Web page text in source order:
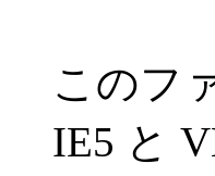
このフ
IE5 と